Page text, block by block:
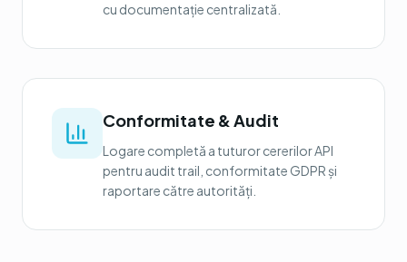
cu documentație centralizată.
Conformitate & Audit
Logare completă a tuturor cererilor API
pentru audit trail, conformitate GDPR și
raportare către autorități.